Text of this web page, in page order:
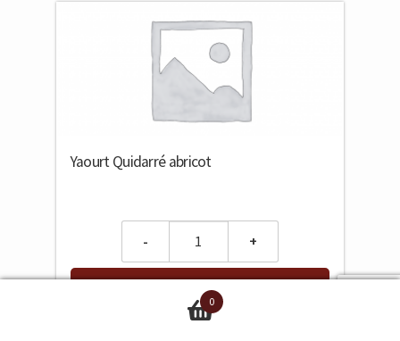
Yaourt Quidarré abricot
Ajouter au panier
0